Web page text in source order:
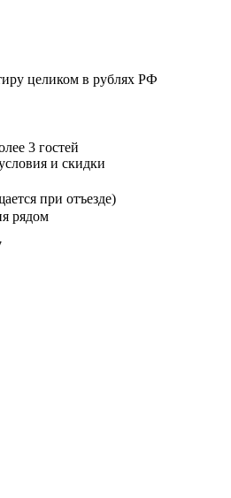
целиком в рублях РФ
3 гостей
и скидки
при отъезде)
рядом